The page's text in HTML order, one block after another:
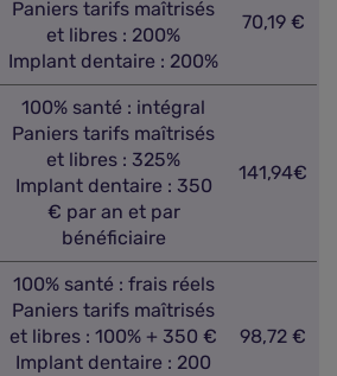
Paniers tarifs maîtrisés
et libres : 200%
Implant dentaire : 200%
70,19 €
100% santé : intégral
Paniers tarifs maîtrisés
et libres : 325%
Implant dentaire : 350
€ par an et par
bénéficiaire
141,94€
100% santé : frais réels
Paniers tarifs maîtrisés
et libres : 100% + 350 €
Implant dentaire : 200
98,72 €